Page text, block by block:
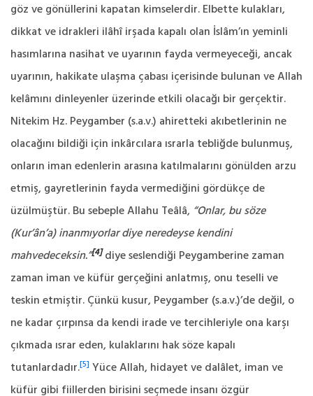
göz ve gönüllerini kapatan kimselerdir. Elbette kulakları,
dikkat ve idrakleri ilâhî irşada kapalı olan İslâm’ın yeminli
hasımlarına nasihat ve uyarının fayda vermeyeceği, ancak
uyarının, hakikate ulaşma çabası içerisinde bulunan ve Allah
kelâmını dinleyenler üzerinde etkili olacağı bir gerçektir.
Nitekim Hz. Peygamber (s.a.v.) ahiretteki akıbetlerinin ne
olacağını bildiği için inkârcılara ısrarla tebliğde bulunmuş,
onların iman edenlerin arasına katılmalarını gönülden arzu
etmiş, gayretlerinin fayda vermediğini gördükçe de
üzülmüştür. Bu sebeple Allahu Teâlâ, “Onlar, bu söze
(Kur’ân’a) inanmıyorlar diye neredeyse kendini
mahvedeceksin.”[4]diye seslendiği Peygamberine zaman
zaman iman ve küfür gerçeğini anlatmış, onu teselli ve
teskin etmiştir. Çünkü kusur, Peygamber (s.a.v.)’de değil, o
ne kadar çırpınsa da kendi irade ve tercihleriyle ona karşı
çıkmada ısrar eden, kulaklarını hak söze kapalı
tutanlardadır.[5] Yüce Allah, hidayet ve dalâlet, iman ve
küfür gibi fiillerden birisini seçmede insanı özgür